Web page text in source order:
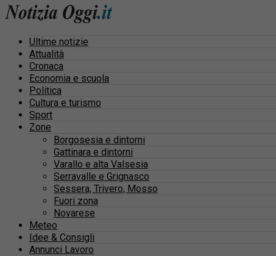
Ultime notizie
Attualità
Cronaca
Economia e scuola
Politica
Cultura e turismo
Sport
Zone
Borgosesia e dintorni
Gattinara e dintorni
Varallo e alta Valsesia
Serravalle e Grignasco
Sessera, Trivero, Mosso
Fuori zona
Novarese
Meteo
Idee & Consigli
Annunci Lavoro